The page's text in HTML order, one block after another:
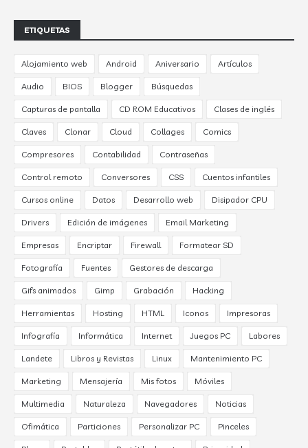
ETIQUETAS
Alojamiento web Android Aniversario Artículos
Audio BIOS Blogger Búsquedas
Capturas de pantalla CD ROM Educativos Clases de inglés
Claves Clonar Cloud Collages Comics
Compresores Contabilidad Contraseñas
Control remoto Conversores CSS Cuentos infantiles
Cursos online Datos Desarrollo web Disipador CPU
Drivers Edición de imágenes Email Marketing
Empresas Encriptar Firewall Formatear SD
Fotografía Fuentes Gestores de descarga
Gifs animados Gimp Grabación Hacking
Herramientas Hosting HTML Iconos Impresoras
Infografía Informática Internet Juegos PC Labores
Landete Libros y Revistas Linux Mantenimiento PC
Marketing Mensajería Mis fotos Móviles
Multimedia Naturaleza Navegadores Noticias
Ofimática Particiones Personalizar PC Pinceles